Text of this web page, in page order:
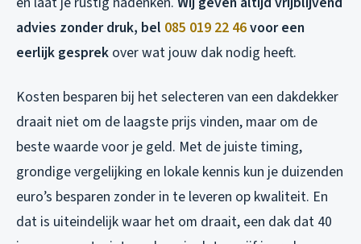
advies zonder druk, bel 085 019 22 46voor een
eerlijk gesprek over wat jouw dak nodig heeft.
Kosten besparen bij het selecteren van een dakdekker
draait niet om de laagste prijs vinden, maar om de
beste waarde voor je geld. Met de juiste timing,
grondige vergelijking en lokale kennis kun je duizenden
euro’s besparen zonder in te leveren op kwaliteit. En
dat is uiteindelijk waar het om draait, een dak dat 40